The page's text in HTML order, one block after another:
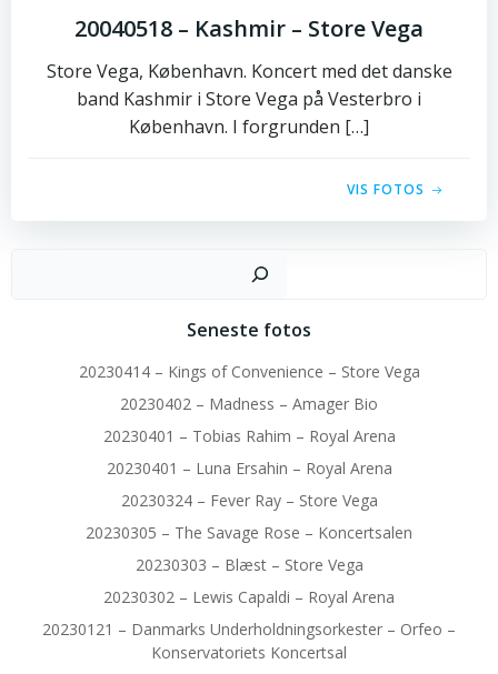
20040518 – Kashmir – Store Vega
Store Vega, København. Koncert med det danske
band Kashmir i Store Vega på Vesterbro i
København. I forgrunden […]
VIS FOTOS
Seneste fotos
20230414 – Kings of Convenience – Store Vega
20230402 – Madness – Amager Bio
20230401 – Tobias Rahim – Royal Arena
20230401 – Luna Ersahin – Royal Arena
20230324 – Fever Ray – Store Vega
20230305 – The Savage Rose – Koncertsalen
20230303 – Blæst – Store Vega
20230302 – Lewis Capaldi – Royal Arena
20230121 – Danmarks Underholdningsorkester – Orfeo –
Konservatoriets Koncertsal